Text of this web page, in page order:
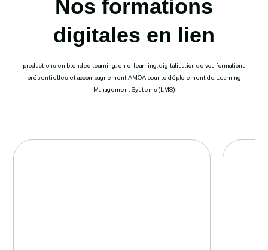
Nos formations
digitales en lien
productions en blended learning, en e-learning, digitalisation de vos formations
présentielles et accompagnement AMOA pour le déploiement de Learning
Management Systems (LMS)